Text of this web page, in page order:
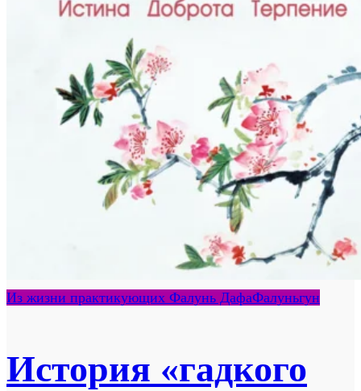
Из жизни практикующих Фалунь ДафаФалуньгун
История «гадкого